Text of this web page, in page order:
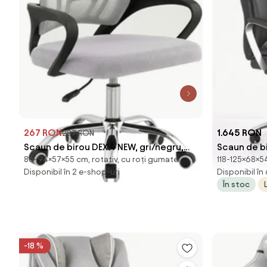
267 RON287 RON
Scaun de birou DEX 4 NEW, gri/negru,
material textil/plasă, 57x55x86-9
86-94×57×55 cm, rotativ, cu roți gumate
Disponibil în 2 e-shop-uri
1.645 RON
Scaun de
118-
Disponibil
În stoc
-18 %